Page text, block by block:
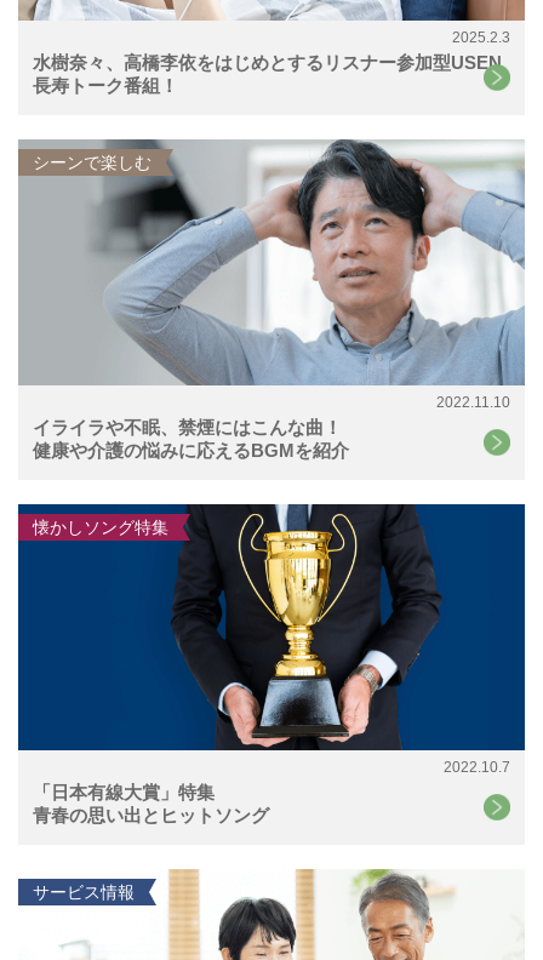
2025.2.3
水樹奈々、高橋李依をはじめとするリスナー参加型USEN
長寿トーク番組！
2022.11.10
イライラや不眠、禁煙にはこんな曲！
健康や介護の悩みに応えるBGMを紹介
シーンで楽しむ
2022.10.7
「日本有線大賞」特集
青春の思い出とヒットソング
懐かしソング特集
サービス情報